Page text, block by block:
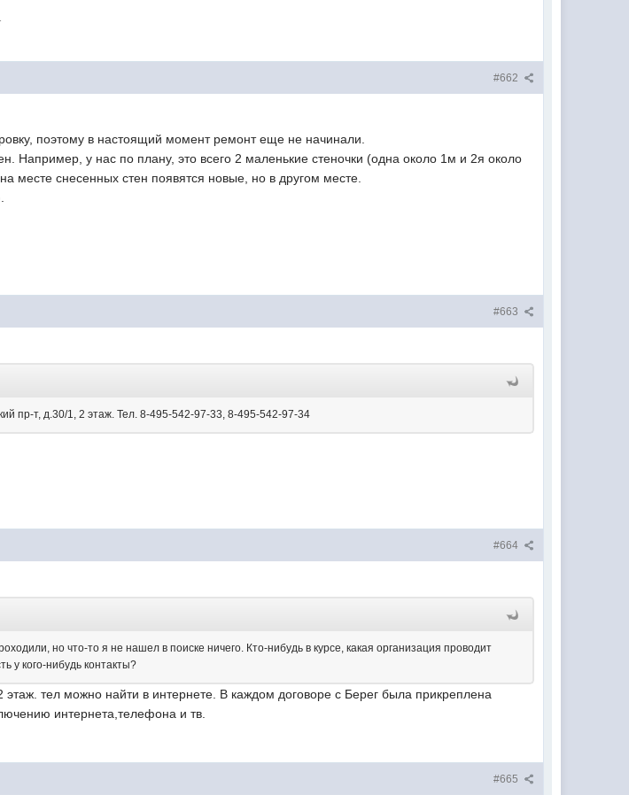
#662
поэтому в настоящий момент ремонт еще не начинали.
Например, у нас по плану, это всего 2 маленькие стеночки (одна около 1м и 2я около
месте снесенных стен появятся новые, но в другом месте.
#663
пр-т, д.30/1, 2 этаж. Тел. 8-495-542-97-33, 8-495-542-97-34
#664
но что-то я не нашел в поиске ничего. Кто-нибудь в курсе, какая организация проводит
у кого-нибудь контакты?
тел можно найти в интернете. В каждом договоре с Берег была прикреплена
интернета,телефона и тв.
#665